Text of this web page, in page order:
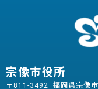
宗像市役所
〒811-3492 福岡県宗像